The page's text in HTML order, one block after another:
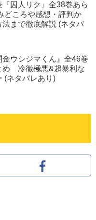
『囚人リク』全38巻あら
どころや感想・評判か
法まで徹底解説 (ネタバ
金ウシジマくん』全46巻
め 冷徹極悪&超暴利な
(ネタバレあり)